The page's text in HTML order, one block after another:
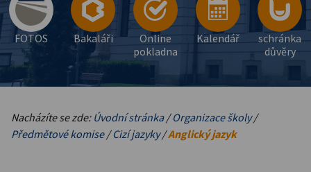
FOTOS Bakaláři
Online
pokladna
Kalendář
schránka
důvěry
Nacházíte se zde: Úvodní stránka/Organizace školy/
Předmětové komise/Cizí jazyky/Anglický jazyk